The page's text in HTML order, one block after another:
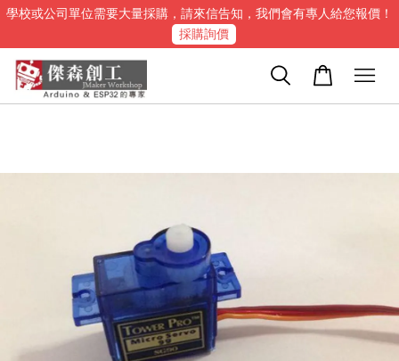
學校或公司單位需要大量採購，請來信告知，我們會有專人給您報價！
採購詢價